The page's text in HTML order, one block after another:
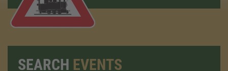
SEARCH EVENTS